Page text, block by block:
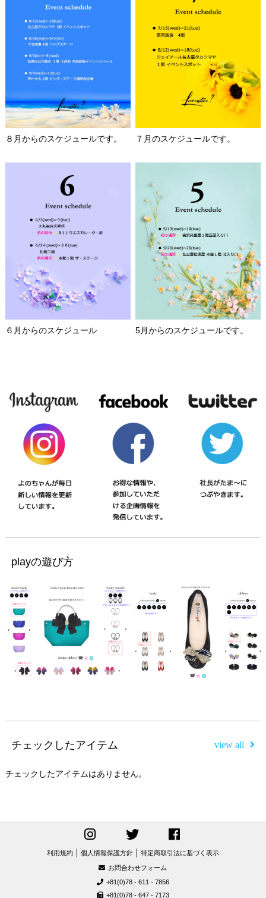
８月からのスケジュールです。 ７月のスケジュールです。
６月からのスケジュール 5月からのスケジュールです。
playの遊び方
チェックしたアイテム view all
チェックしたアイテムはありません。
利用規約 個人情報保護方針 特定商取引法に基づく表示
お問合わせフォーム
+81(0)78 - 611 - 7856
+81(0)78 - 647 - 7173